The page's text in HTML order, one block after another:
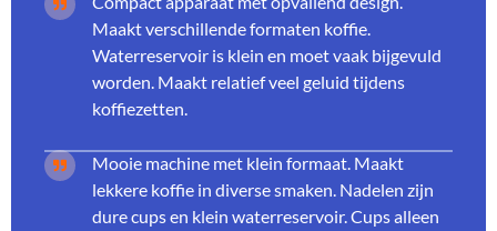
Maakt verschillende formaten koffie.
Waterreservoir is klein en moet vaak bijgevuld
worden. Maakt relatief veel geluid tijdens
koffiezetten.
Mooie machine met klein formaat. Maakt
lekkere koffie in diverse smaken. Nadelen zijn
dure cups en klein waterreservoir. Cups alleen